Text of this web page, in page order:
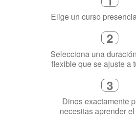
1
Elige un curso
2
Selecciona una
flexible que se ajuste a